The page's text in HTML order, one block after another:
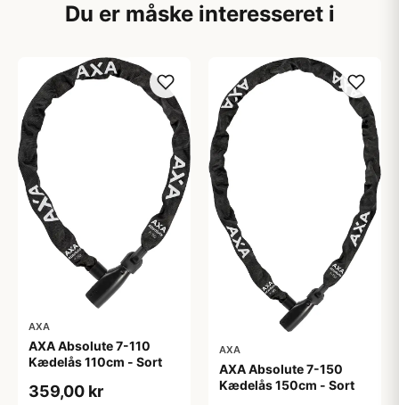
Du er måske interesseret i
AXA
AXA Absolute 7-110
Kædelås 110cm - Sort
359,00 kr
AXA
AXA Absolute 7-150
Kædelås 150cm - Sort